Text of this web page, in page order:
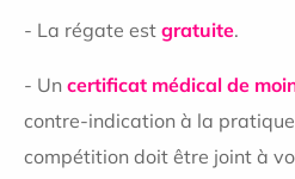
- La régate est gratuite.
- Un certificat médical de
contre-indication à la
compétition doit être joint à